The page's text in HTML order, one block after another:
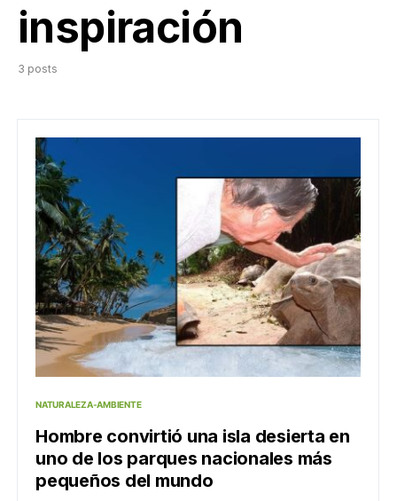
inspiración
3 posts
NATURALEZA-AMBIENTE
Hombre convirtió una isla desierta en
uno de los parques nacionales más
pequeños del mundo